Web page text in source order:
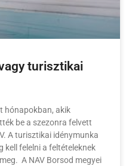
turisztikai
hónapokban, akik
be a szezonra felvett
A turisztikai idénymunka
kell felelni a feltételeknek
A NAV Borsod megyei